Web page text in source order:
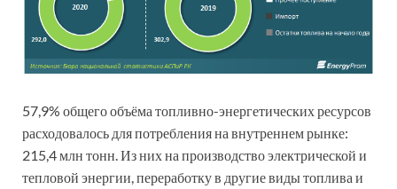
57,9% общего объёма топливно-энергетических ресурсов
расходовалось для потребления на внутреннем рынке:
215,4 млн тонн. Из них на производство электрической и
тепловой энергии, переработку в другие виды топлива и